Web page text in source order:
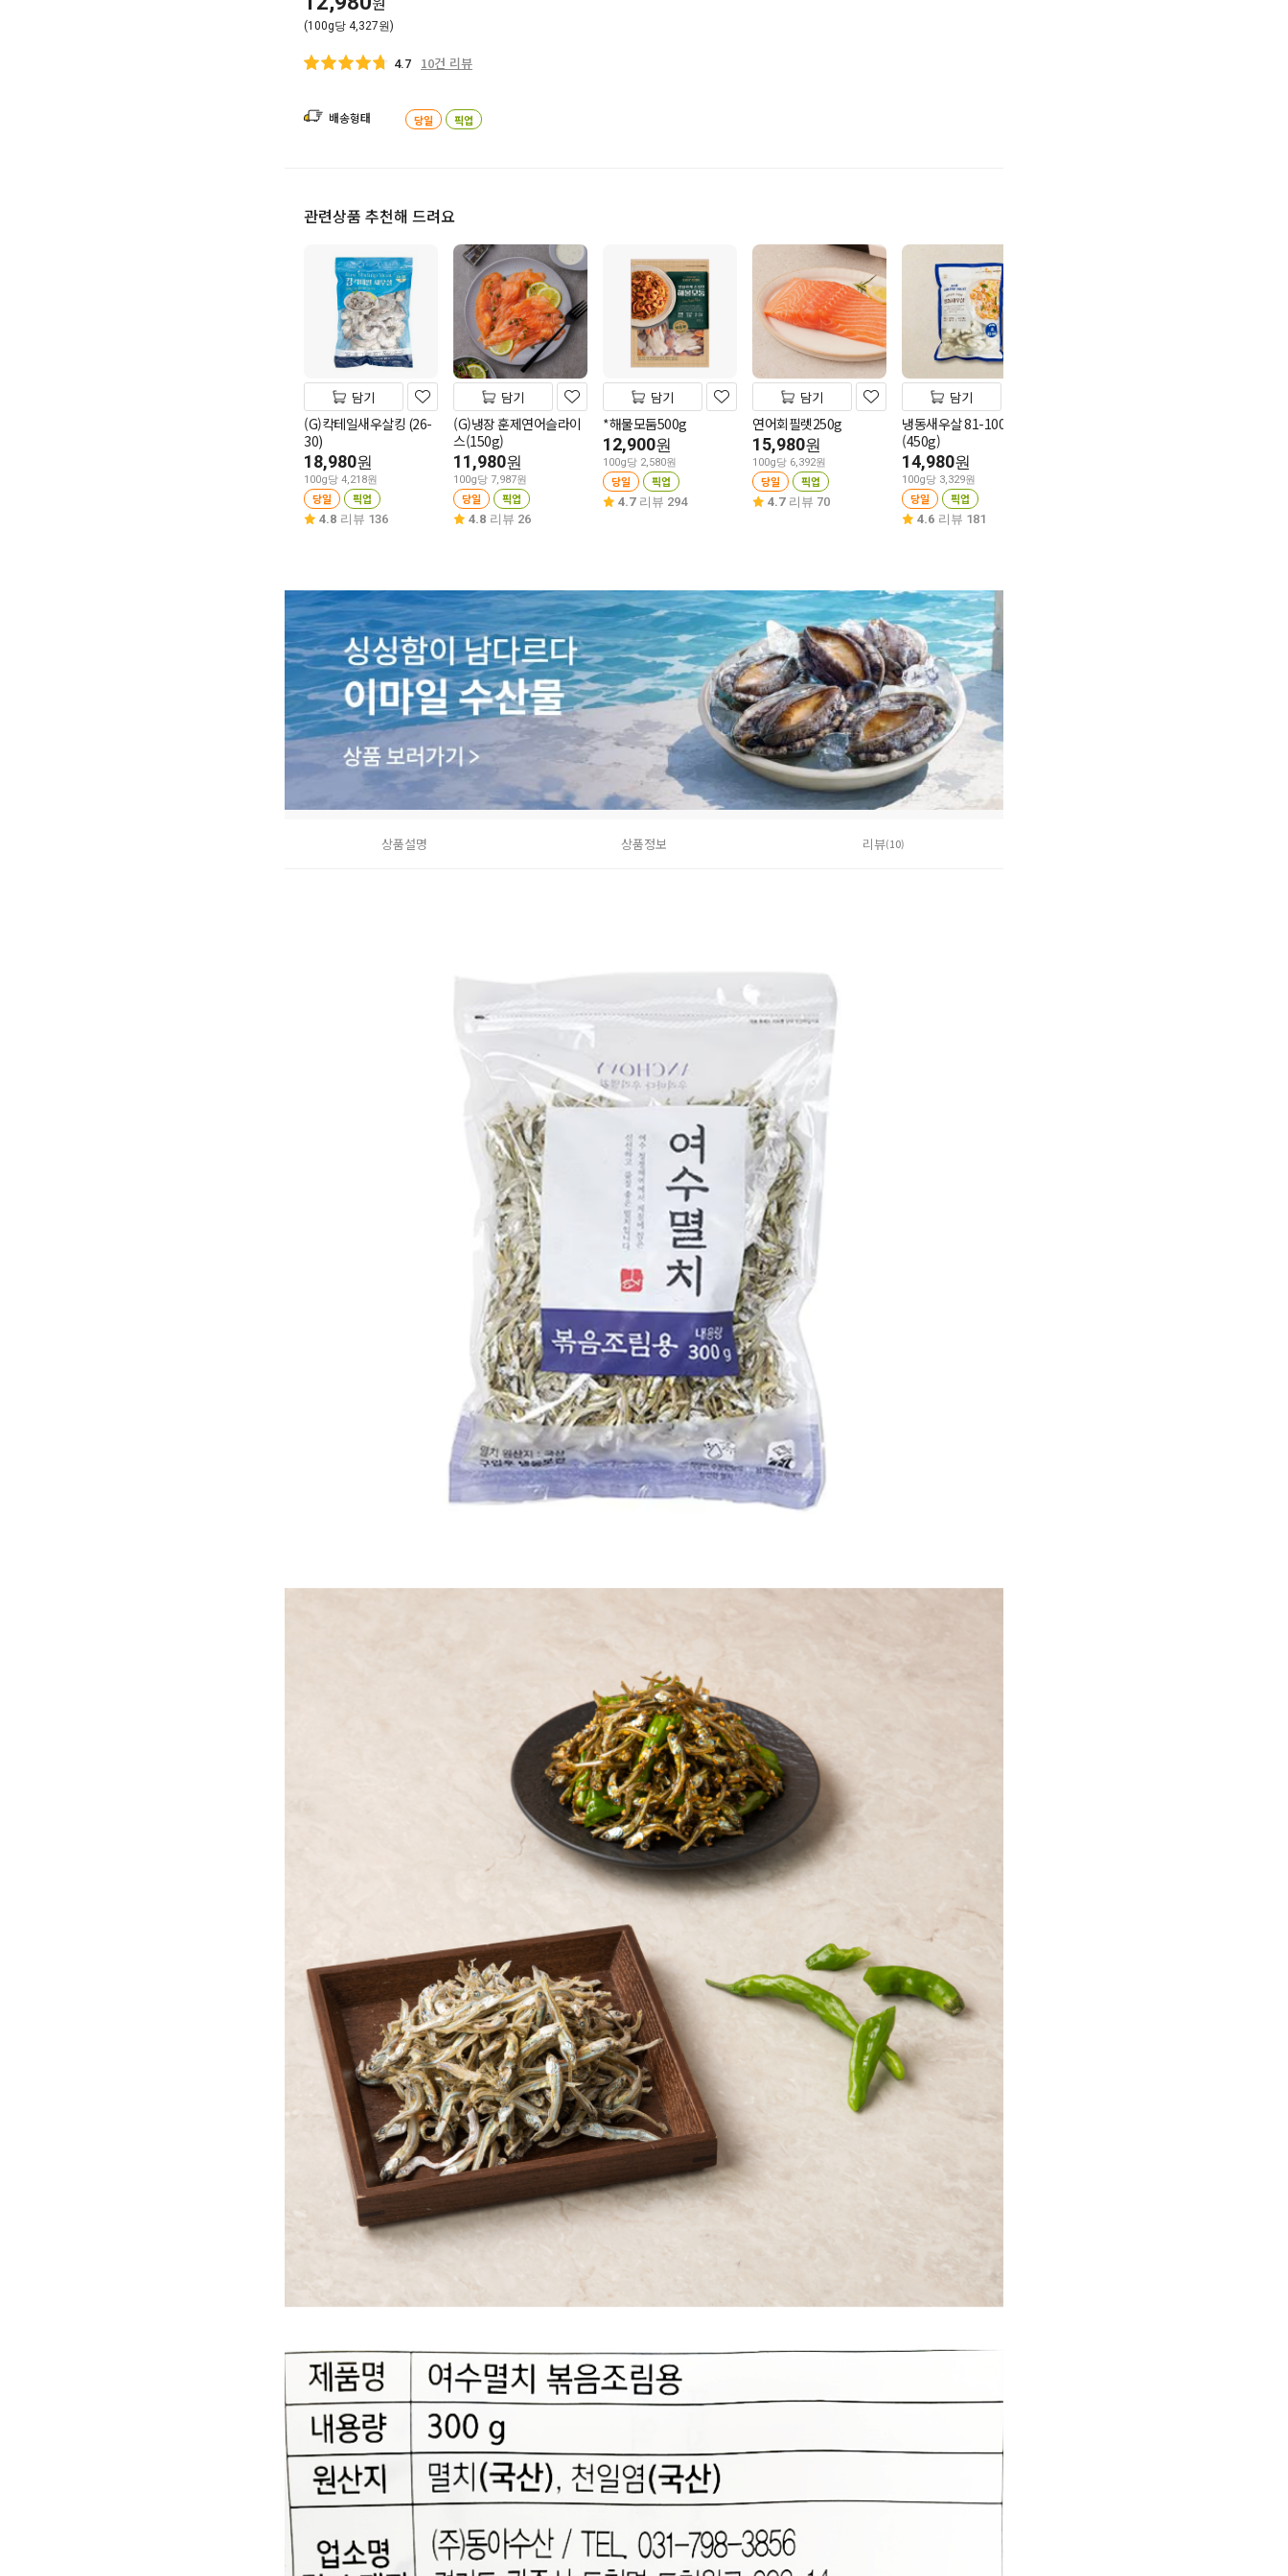
(100g당 4,327원)
4.7 10건 리뷰
배송형태 당일 픽업
관련상품 추천해 드려요
담기
(G)칵테일새우살킹 (26-
30)
18,980원
100g당 4,218원
당일 픽업
4.8 리뷰 136
담기
(G)냉장 훈제연어슬라이
스(150g)
11,980원
100g당 7,987원
당일 픽업
4.8 리뷰 26
담기
*해물모둠500g
12,900원
100g당 2,580원
당일 픽업
4.7 리뷰 294
담기
연어회필렛250g
15,980원
100g당 6,392원
당일 픽업
4.7 리뷰 70
담기
냉동새우살 81-100
(450g)
14,980원
100g당 3,329원
당일 픽업
4.6 리뷰 181
상품설명 상품정보 리뷰(10)